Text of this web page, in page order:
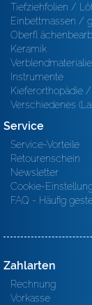
Tiefziehfolien /
Einbettmassen /
Oberfl
Keramik
Instrumente
Kieferorthopädie
Verschiedenes
Service
Service-Vorteile
Retourenschein
Newsletter
Cookie-
FAQ - Häufig
Zahlarten
Rechnung
Vorkasse